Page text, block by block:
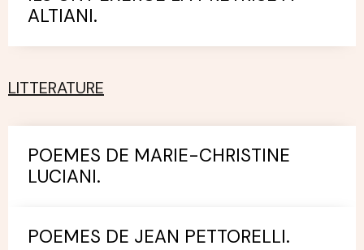
ALTIANI.
LITTERATURE
POEMES DE MARIE-CHRISTINE
LUCIANI.
POEMES DE JEAN PETTORELLI.